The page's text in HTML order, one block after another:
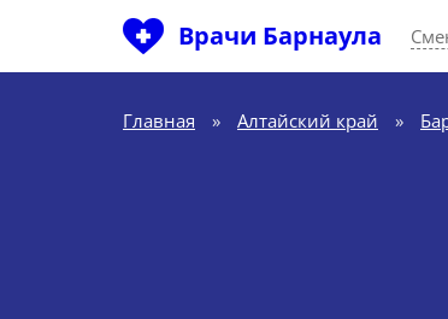
Врачи Барнаула
Главная » Алтайский край »